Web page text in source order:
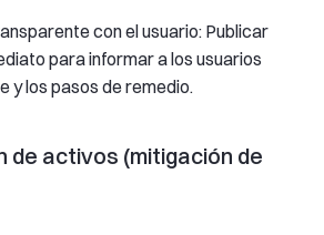
con el usuario: Publicar
para informar a los usuarios
y los pasos de remedio.
de activos (mitigación de